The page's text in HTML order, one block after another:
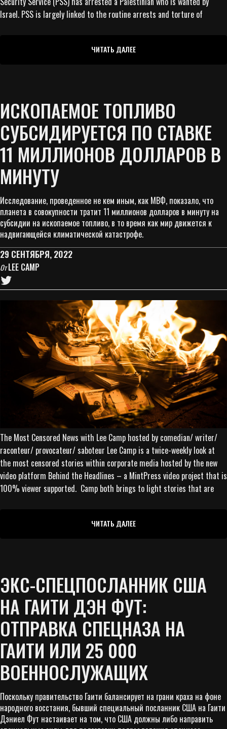
Israel. PSS is largely linked to the routine arrests and torture of
ЧИТАТЬ ДАЛЕЕ
ИСКОПАЕМОЕ ТОПЛИВО
СУБСИДИРУЕТСЯ ПО СТАВКЕ
11 МИЛЛИОНОВ ДОЛЛАРОВ В
МИНУТУ
Исследование, проведенное не кем иным, как МВФ, показало, что
планета в совокупности тратит 11 миллионов долларов в минуту на
субсидии на ископаемое топливо, в то время как мир движется к
надвигающейся климатической катастрофе.
29 СЕНТЯБРЯ, 2022
ОтLEE CAMP
The Most Censored News with Lee Camp hosted by comedian/ writer/
raconteur/ provocateur/ saboteur Lee Camp is a twice-weekly look at
the most censored stories within corporate media hosted by the new
video platform Behind the Headlines – a MintPress video project that is
100% viewer supported. Camp both brings to light stories that are
ЧИТАТЬ ДАЛЕЕ
ЭКС-СПЕЦПОСЛАННИК США
НА ГАИТИ ДЭН ФУТ:
ОТПРАВКА СПЕЦНАЗА НА
ГАИТИ ИЛИ 25 000
ВОЕННОСЛУЖАЩИХ
Поскольку правительство Гаити балансирует на грани краха на фоне
народного восстания, бывший специальный посланник США на Гаити
Дэниел Фут настаивает на том, что США должны либо направить